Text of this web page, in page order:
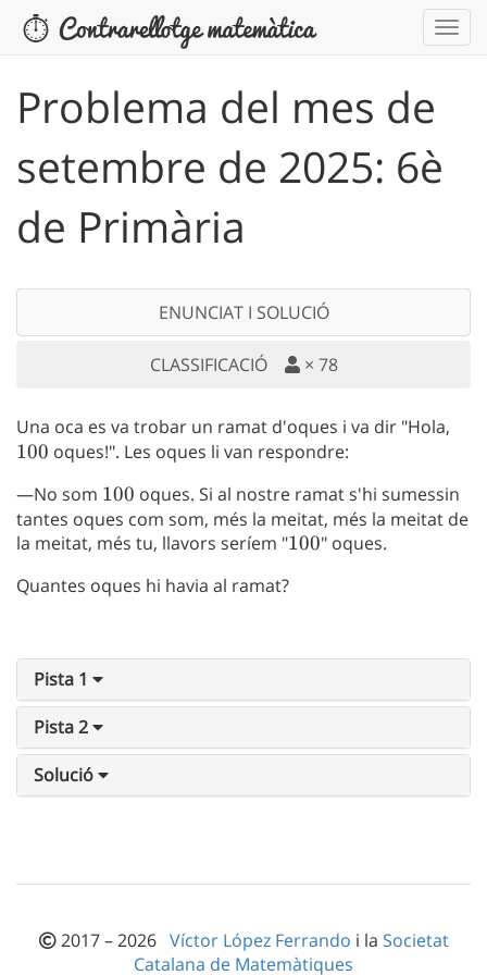
Problema del mes de
setembre de 2025: 6è
de Primària
ENUNCIAT I SOLUCIÓ
CLASSIFICACIÓ × 78
Una oca es va trobar un ramat d'oques i va dir "Hola,
100 oques!". Les oques li van respondre:
—No som 100
100 oques. Si al nostre ramat s'hi sumessin
tantes oques com som, més la meitat, més la meitat de
la meitat, més tu, llavors seríem "100
100" oques.
Quantes oques hi havia al ramat?
Pista 1
Pista 2
Solució
2017 – 2026 Víctor López Ferrando i la Societat
Catalana de Matemàtiques